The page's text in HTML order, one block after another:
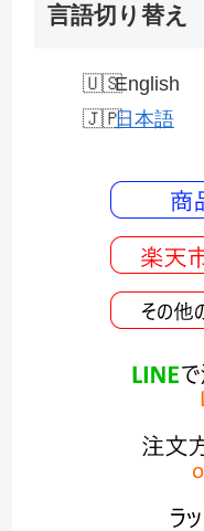
言語切り替え
English
日本語